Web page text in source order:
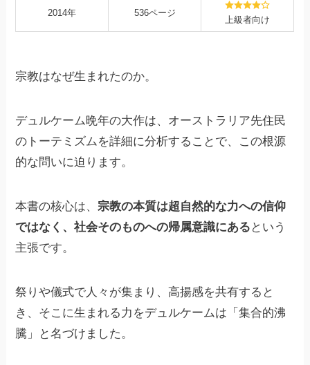
2014年 536ページ
上級者向け
宗教はなぜ生まれたのか。
デュルケーム晩年の大作は、オーストラリア先住民
のトーテミズムを詳細に分析することで、この根源
的な問いに迫ります。
本書の核心は、宗教の本質は超自然的な力への信仰
ではなく、社会そのものへの帰属意識にある という
主張です。
祭りや儀式で人々が集まり、高揚感を共有すると
き、そこに生まれる力をデュルケームは「集合的沸
騰」と名づけました。